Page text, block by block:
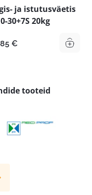
ja istutusväetis
30+7S 20kg
€
tooteid